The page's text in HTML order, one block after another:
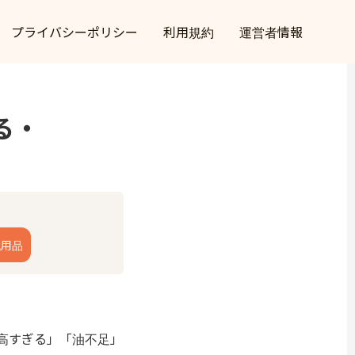
プライバシーポリシー 利用規約 運営者情報
品
ぎる」「油不足」